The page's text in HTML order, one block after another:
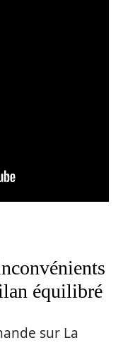
équilibré
sur La